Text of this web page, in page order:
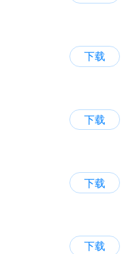
下载
下载
下载
下载